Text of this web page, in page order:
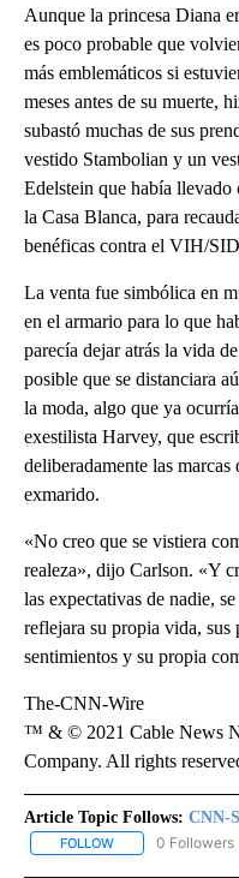
Aunque la princesa Diana
es poco probable que
más emblemáticos si
meses antes de su muerte,
subastó muchas de sus
vestido Stambolian y un
Edelstein que había
la Casa Blanca, para
benéficas contra el VIH/
La venta fue simbólica en
en el armario para lo que
parecía dejar atrás la vida
posible que se distanciara
la moda, algo que ya
exestilista Harvey, que
deliberadamente las
exmarido.
«No creo que se vistiera
realeza», dijo Carlson. «Y
las expectativas de nadie,
reflejara su propia vida, sus
sentimientos y su propia
The-CNN-Wire
™ & © 2021 Cable News
Company. All rights
Article Topic Follows: CNN-
FOLLOW FOLLOW "CNN-
0 Followers